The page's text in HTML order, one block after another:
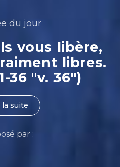
du jour
vous libère,
libres.
36 "v. 36")
la suite
par :